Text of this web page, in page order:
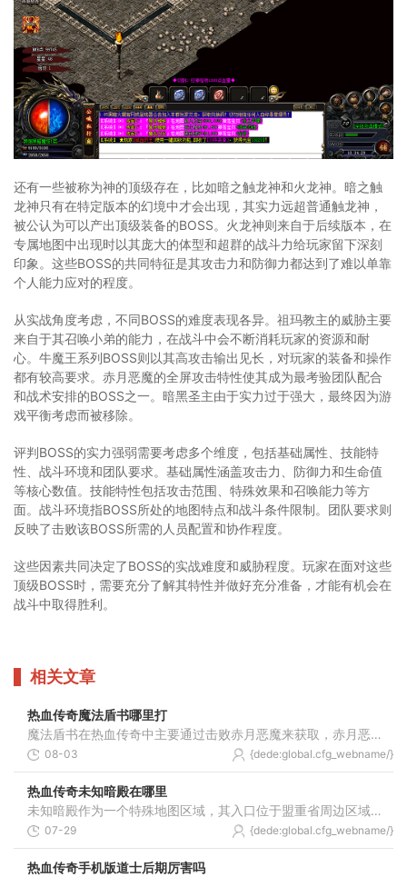
还有一些被称为神的顶级存在，比如暗之触龙神和火龙神。暗之触
龙神只有在特定版本的幻境中才会出现，其实力远超普通触龙神，
被公认为可以产出顶级装备的BOSS。火龙神则来自于后续版本，在
专属地图中出现时以其庞大的体型和超群的战斗力给玩家留下深刻
印象。这些BOSS的共同特征是其攻击力和防御力都达到了难以单靠
个人能力应对的程度。
从实战角度考虑，不同BOSS的难度表现各异。祖玛教主的威胁主要
来自于其召唤小弟的能力，在战斗中会不断消耗玩家的资源和耐
心。牛魔王系列BOSS则以其高攻击输出见长，对玩家的装备和操作
都有较高要求。赤月恶魔的全屏攻击特性使其成为最考验团队配合
和战术安排的BOSS之一。暗黑圣主由于实力过于强大，最终因为游
戏平衡考虑而被移除。
评判BOSS的实力强弱需要考虑多个维度，包括基础属性、技能特
性、战斗环境和团队要求。基础属性涵盖攻击力、防御力和生命值
等核心数值。技能特性包括攻击范围、特殊效果和召唤能力等方
面。战斗环境指BOSS所处的地图特点和战斗条件限制。团队要求则
反映了击败该BOSS所需的人员配置和协作程度。
这些因素共同决定了BOSS的实战难度和威胁程度。玩家在面对这些
顶级BOSS时，需要充分了解其特性并做好充分准备，才能有机会在
战斗中取得胜利。
相关文章
热血传奇魔法盾书哪里打
魔法盾书在热血传奇中主要通过击败赤月恶魔来获取，赤月恶魔通常出现在赤月峡谷地图的深处，这个地点是法师职业获取魔法盾技能书最可靠和常见的来源，你需要前往赤月峡谷的特
08-03 {dede:global.cfg_webname/}
热血传奇未知暗殿在哪里
未知暗殿作为一个特殊地图区域，其入口位于盟重省周边区域。玩家从盟重省土城出发，通过特定路径才能抵达这个神秘场所。进入未知暗殿需要经过一系列连接通道和地图转换，整个
07-29 {dede:global.cfg_webname/}
热血传奇手机版道士后期厉害吗